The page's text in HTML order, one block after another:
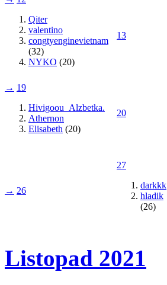
Qiter
valentino
congtyenginevietnam
(32)
NYKO (20)
13
→ 19
Hivigoou_Alzbetka.
Athernon
Elisabeth (20)
20
→ 26
27
darkkk
hladik
(26)
Listopad 2021